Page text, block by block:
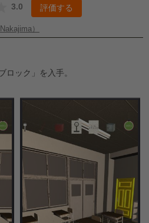
3.0 評価する
）
ロック」を入手。